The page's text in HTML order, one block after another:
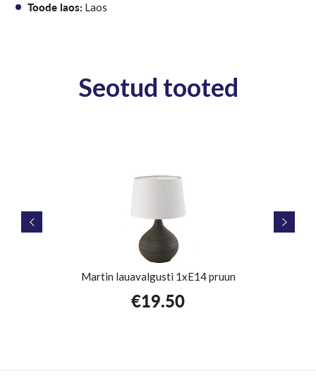
Toode laos: Laos
Seotud tooted
Martin lauavalgusti 1xE14 pruun
€19.50